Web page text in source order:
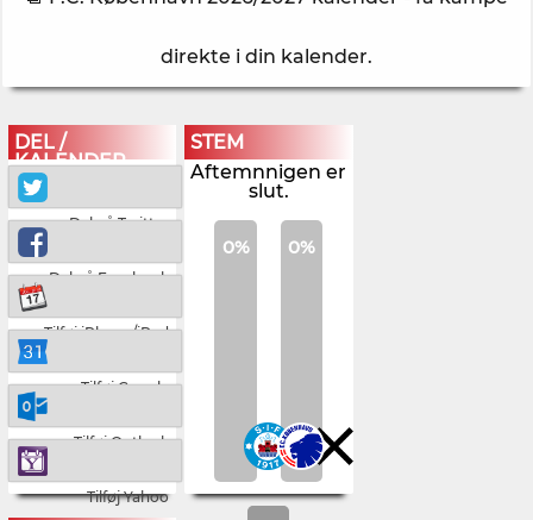
direkte i din kalender.
DEL /
KALENDER
Del på Twitter
Del på Facebook
Tilføj iPhone/iPad
Tilføj Google
Tilføj Outlook
Tilføj Yahoo
STEM
Aftemnnigen er
slut.
0% 0%